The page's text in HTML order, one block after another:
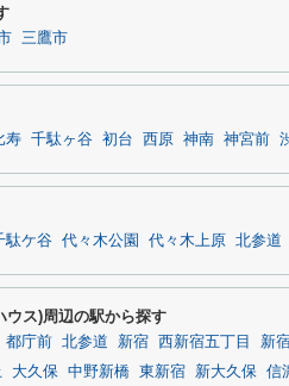
三鷹市
寿 千駄ヶ谷 初台 西原 神南 神宮前
駄ケ谷 代々木公園 代々木上原 北参道
ス)周辺の駅から探す
都庁前 北参道 新宿 西新宿五丁目
新
大久保 中野新橋 東新宿 新大久保 信